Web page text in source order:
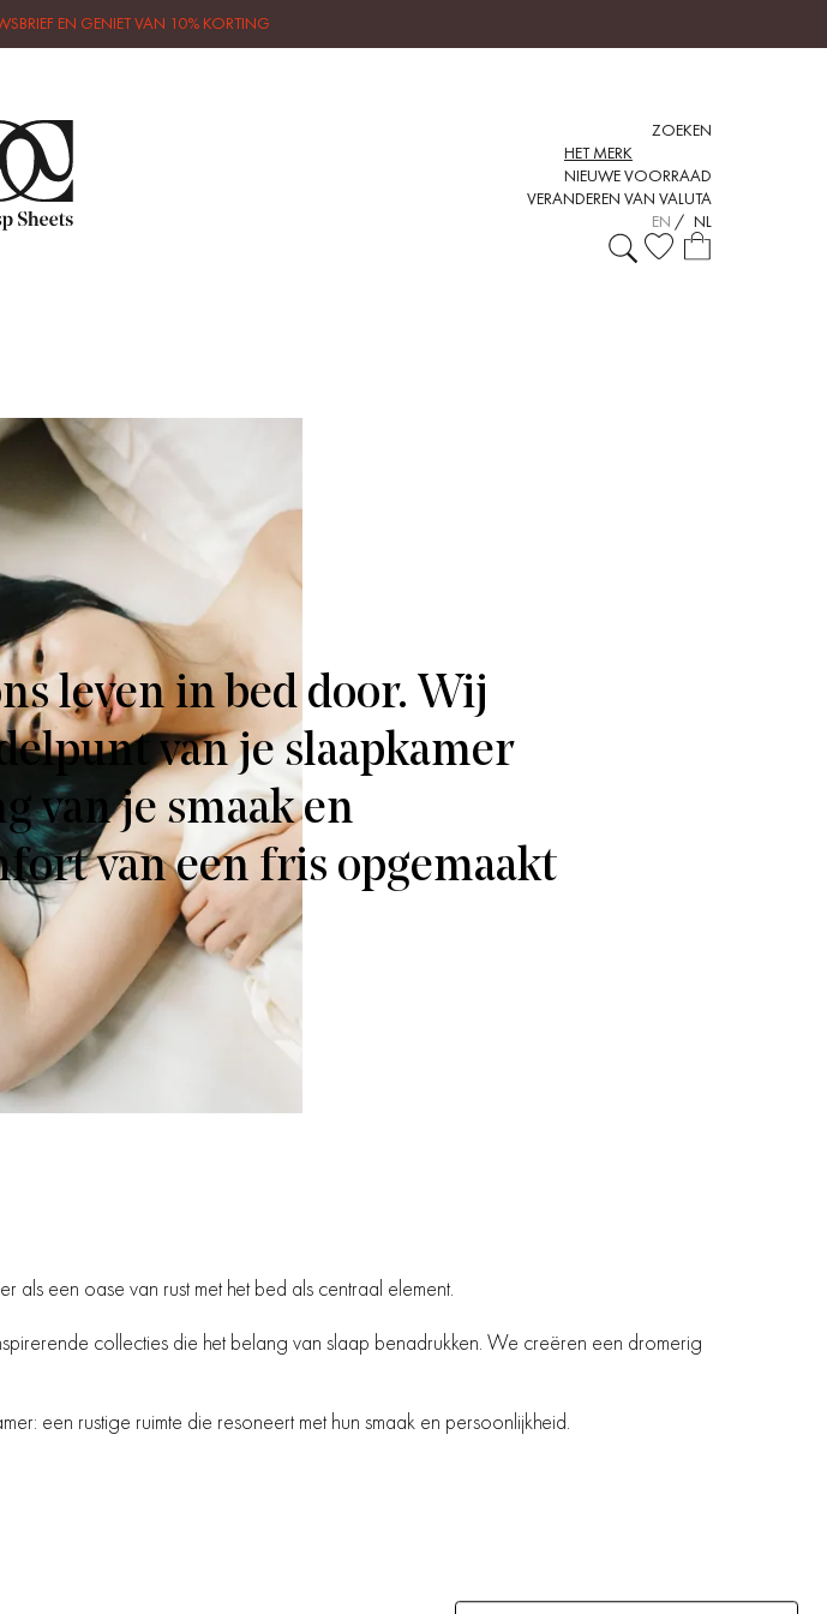
EN GENIET VAN 10% KORTING
ZOEKEN
HET MERK
NIEUWE VOORRAAD
VERANDEREN VAN VALUTA
EN / NL
leven in bed door. Wij
van je slaapkamer
van je smaak en
van een fris opgemaakt
een oase van rust met het bed als centraal element.
collecties die het belang van slaap benadrukken. We creëren een dromerig
een rustige ruimte die resoneert met hun smaak en persoonlijkheid.